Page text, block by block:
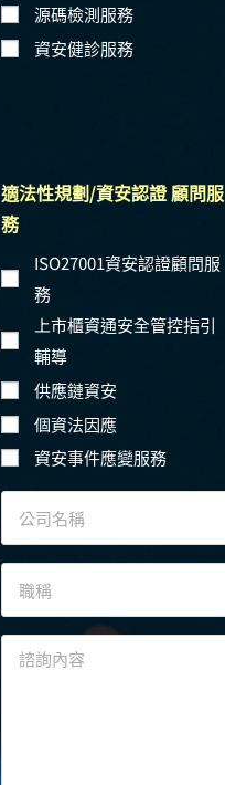
源碼檢測服務
資安健診服務
適法性規劃/資安認證 顧問服
務
ISO27001資安認證顧問服
務
上市櫃資通安全管控指引
輔導
供應鏈資安
個資法因應
資安事件應變服務